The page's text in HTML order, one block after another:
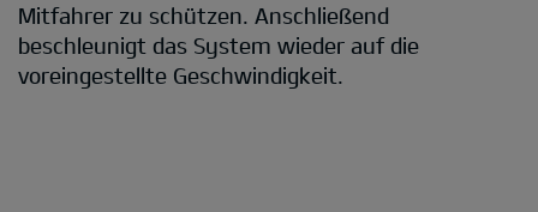
Mitfahrer zu schützen. Anschließend
beschleunigt das System wieder auf die
voreingestellte Geschwindigkeit.